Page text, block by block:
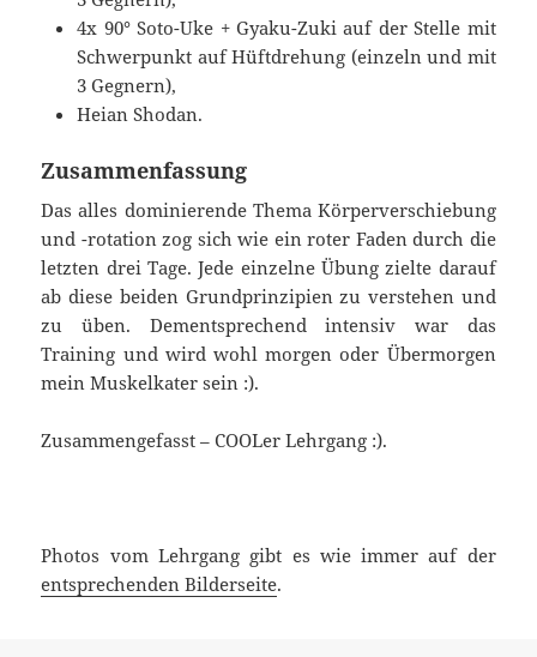
4x 90° Soto-Uke + Gyaku-Zuki auf der Stelle mit
Schwerpunkt auf Hüftdrehung (einzeln und mit
3 Gegnern),
Heian Shodan.
Zusammenfassung
Das alles dominierende Thema Körperverschiebung
und -rotation zog sich wie ein roter Faden durch die
letzten drei Tage. Jede einzelne Übung zielte darauf
ab diese beiden Grundprinzipien zu verstehen und
zu üben. Dementsprechend intensiv war das
Training und wird wohl morgen oder Übermorgen
mein Muskelkater sein :).
Zusammengefasst – COOLer Lehrgang :).
Photos vom Lehrgang gibt es wie immer auf der
entsprechenden Bilderseite.